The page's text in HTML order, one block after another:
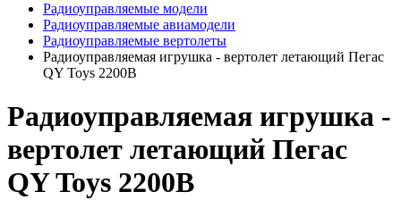
Радиоуправляемые модели
Радиоуправляемые авиамодели
Радиоуправляемые вертолеты
Радиоуправляемая игрушка - вертолет летающий Пегас
QY Toys 2200B
Радиоуправляемая игрушка -
вертолет летающий Пегас
QY Toys 2200B